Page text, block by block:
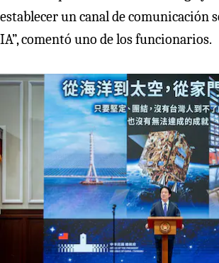
establecer un canal de comunicación
IA”, comentó uno de los funcionarios.